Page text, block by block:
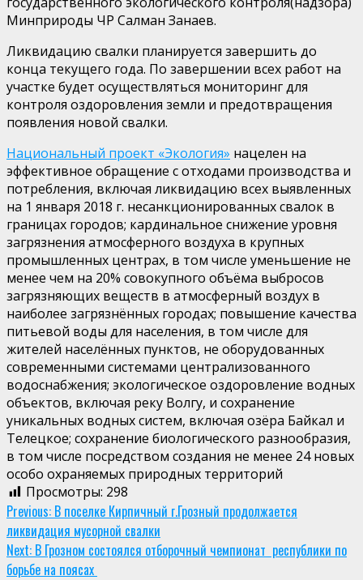
Минприроды ЧР Салман Занаев.
Ликвидацию свалки планируется завершить до
конца текущего года. По завершении всех работ на
участке будет осуществляться мониторинг для
контроля оздоровления земли и предотвращения
появления новой свалки.
Национальный проект «Экология» нацелен на
эффективное обращение с отходами производства и
потребления, включая ликвидацию всех выявленных
на 1 января 2018 г. несанкционированных свалок в
границах городов; кардинальное снижение уровня
загрязнения атмосферного воздуха в крупных
промышленных центрах, в том числе уменьшение не
менее чем на 20% совокупного объёма выбросов
загрязняющих веществ в атмосферный воздух в
наиболее загрязнённых городах; повышение качества
питьевой воды для населения, в том числе для
жителей населённых пунктов, не оборудованных
современными системами централизованного
водоснабжения; экологическое оздоровление водных
объектов, включая реку Волгу, и сохранение
уникальных водных систем, включая озёра Байкал и
Телецкое; сохранение биологического разнообразия,
в том числе посредством создания не менее 24 новых
особо охраняемых природных территорий
Просмотры: 298
Continue
Reading
Previous: В поселке Кирпичный г.Грозный продолжается
ликвидация мусорной свалки
Next: В Грозном состоялся отборочный чемпионат республики по
борьбе на поясах